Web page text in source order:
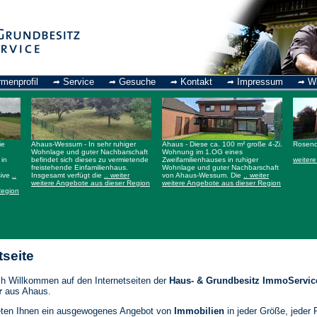
Service Gesuche Kontakt Impressum
Ahaus-Wessum - In sehr ruhiger
Wohnlage und guter Nachbarschaft
befindet sich dieses zu vermietende
freistehende Einfamilienhaus.
Insgesamt verfügt die
.. weiter
weitere Angebote aus dieser Region
Ahaus - Diese ca. 100 m² große 4-Zi.
Wohnung im 1.OG eines
Zweifamilienhauses in ruhiger
Wohnlage und guter Nachbarschaft
von Ahaus-Wessum. Die
.. weiter
weitere Angebote aus dieser Region
Willkommen auf den Internetseiten der Haus- & Grundbesitz
aus Ahaus.
Ihnen ein ausgewogenes Angebot von Immobilien in jeder Größe, jeder